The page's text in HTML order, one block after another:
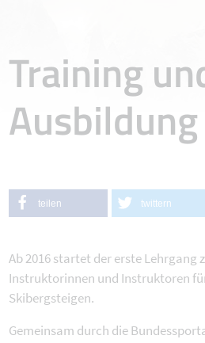
Training
Ausbildung
teilen twittern
Ab 2016 startet der erste Lehrgang
Instruktorinnen und Instruktoren
Skibergsteigen.
Gemeinsam durch die